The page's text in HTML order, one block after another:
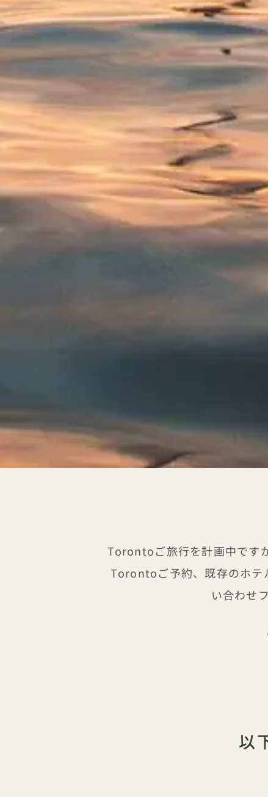
Torontoご旅行を計画中です
Torontoご予約、既存のホテ
い合わせ
以